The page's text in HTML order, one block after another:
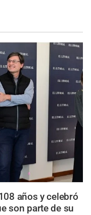
años y celebró
son parte de su